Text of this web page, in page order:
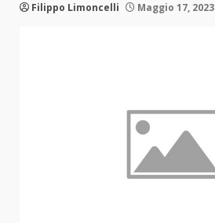
Filippo Limoncelli Maggio 17, 2023